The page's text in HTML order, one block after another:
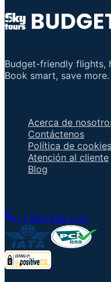
Budget-friendly flights,
Book smart, save more.
Acerca de
Contáctenos
Política de cookies
Atención al cliente
Blog
+1 805 618 2115